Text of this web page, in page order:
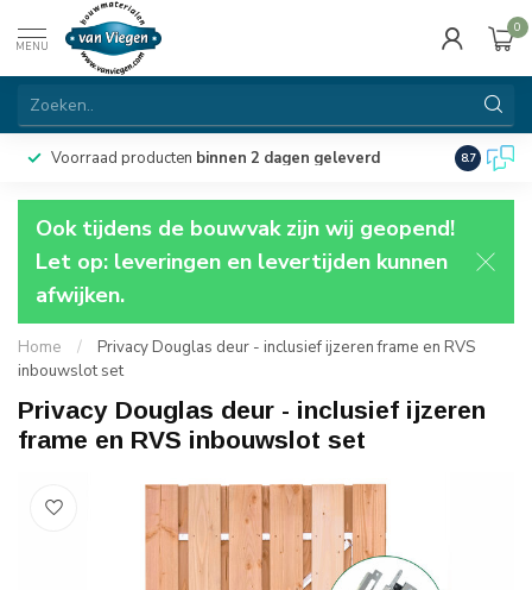
MENU
0
Voorraad producten binnen 2 dagen geleverd 8.7
Ook tijdens de bouwvak zijn wij geopend!
Let op: leveringen en levertijden kunnen
afwijken.
Home /
Privacy Douglas deur - inclusief ijzeren frame en RVS
inbouwslot set
Privacy Douglas deur - inclusief ijzeren
frame en RVS inbouwslot set